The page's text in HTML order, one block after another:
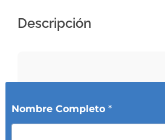
Descripción
Nombre Completo *